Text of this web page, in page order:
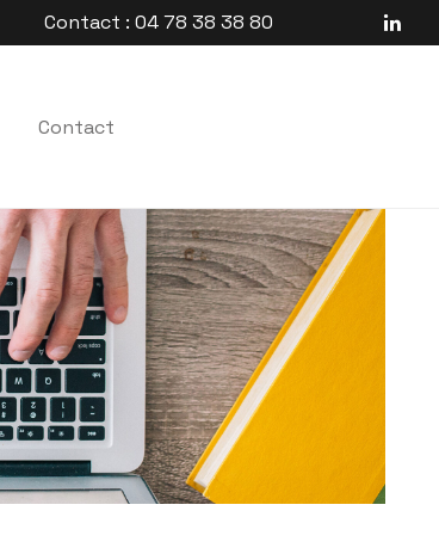
Contact : 04 78 38 38 80
Contact